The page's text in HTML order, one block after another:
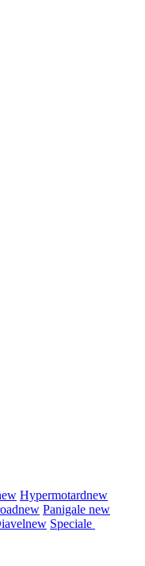
Hypermotardnew
new Panigale new
new Speciale